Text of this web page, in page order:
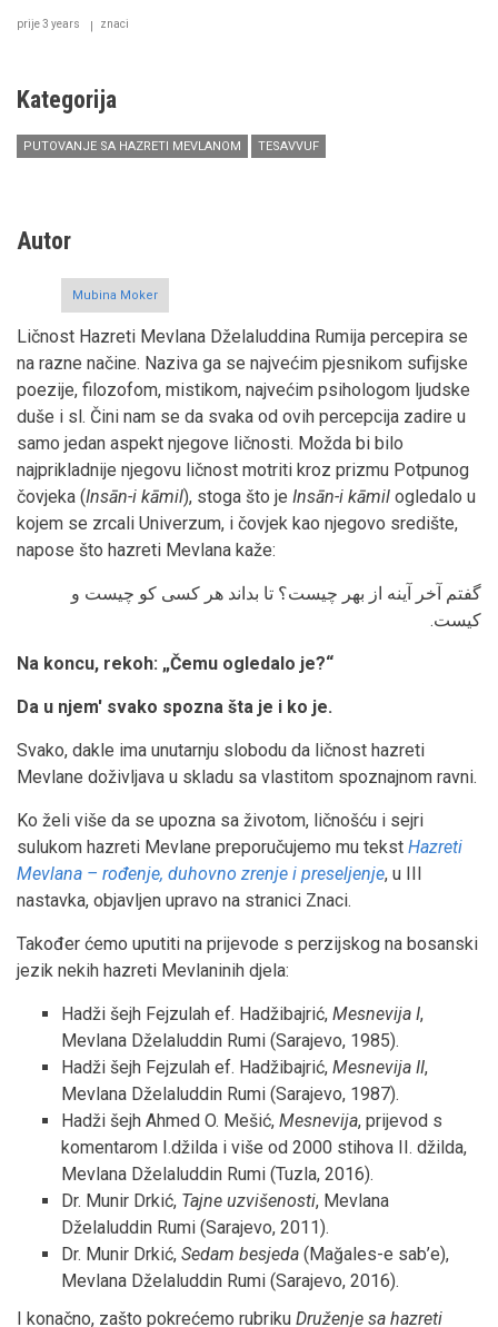
prije 3 years znaci
Kategorija
PUTOVANJE SA HAZRETI MEVLANOM TESAVVUF
Autor
Mubina Moker
Ličnost Hazreti Mevlana Dželaluddina Rumija percepira se
na razne načine. Naziva ga se najvećim pjesnikom sufijske
poezije, filozofom, mistikom, najvećim psihologom ljudske
duše i sl. Čini nam se da svaka od ovih percepcija zadire u
samo jedan aspekt njegove ličnosti. Možda bi bilo
najprikladnije njegovu ličnost motriti kroz prizmu Potpunog
čovjeka (Insān-i kāmil), stoga što je Insān-i kāmil ogledalo u
kojem se zrcali Univerzum, i čovjek kao njegovo središte,
napose što hazreti Mevlana kaže:
گفتم آخر آینه از بهر چیست؟ تا بداند هر کسی کو چیست و
کیست.
Na koncu, rekoh: „Čemu ogledalo je?“
Da u njem' svako spozna šta je i ko je.
Svako, dakle ima unutarnju slobodu da ličnost hazreti
Mevlane doživljava u skladu sa vlastitom spoznajnom ravni.
Ko želi više da se upozna sa životom, ličnošću i sejri
sulukom hazreti Mevlane preporučujemo mu tekst Hazreti
Mevlana – rođenje, duhovno zrenje i preseljenje, u III
nastavka, objavljen upravo na stranici Znaci.
Također ćemo uputiti na prijevode s perzijskog na bosanski
jezik nekih hazreti Mevlaninih djela:
Hadži šejh Fejzulah ef. Hadžibajrić, Mesnevija I,
Mevlana Dželaluddin Rumi (Sarajevo, 1985).
Hadži šejh Fejzulah ef. Hadžibajrić, Mesnevija II,
Mevlana Dželaluddin Rumi (Sarajevo, 1987).
Hadži šejh Ahmed O. Mešić, Mesnevija, prijevod s
komentarom I.džilda i više od 2000 stihova II. džilda,
Mevlana Dželaluddin Rumi (Tuzla, 2016).
Dr. Munir Drkić, Tajne uzvišenosti, Mevlana
Dželaluddin Rumi (Sarajevo, 2011).
Dr. Munir Drkić, Sedam besjeda (Mağales-e sab’e),
Mevlana Dželaluddin Rumi (Sarajevo, 2016).
I konačno, zašto pokrećemo rubriku Druženje sa hazreti